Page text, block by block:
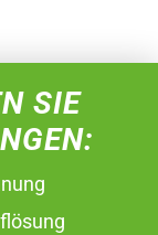
SIE